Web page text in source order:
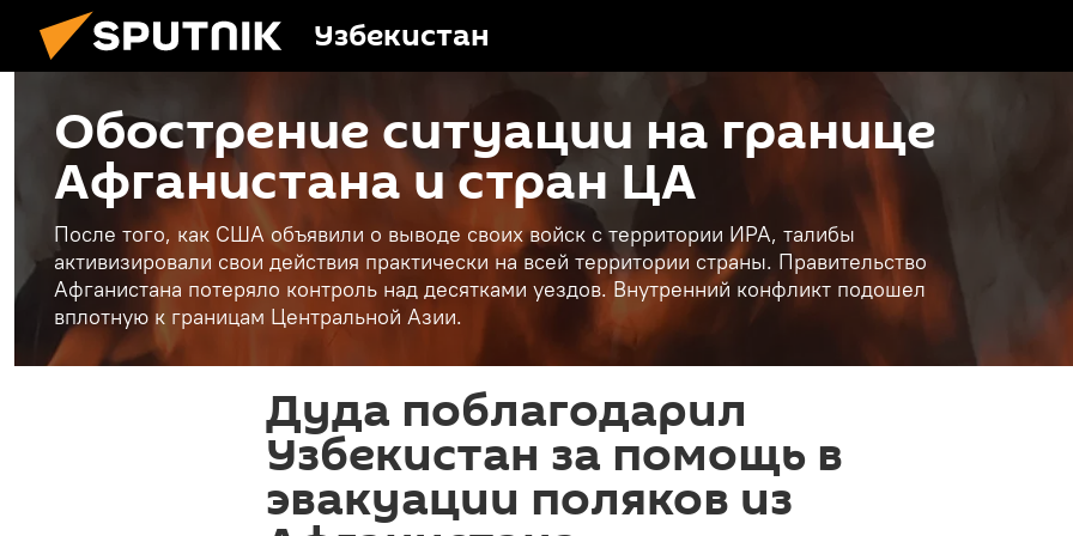
Узбекистан
Обострение ситуации на границе
Афганистана и стран ЦА
После того, как США объявили о выводе своих войск с территории ИРА, талибы
активизировали свои действия практически на всей территории страны. Правительство
Афганистана потеряло контроль над десятками уездов. Внутренний конфликт подошел
вплотную к границам Центральной Азии.
Дуда поблагодарил
Узбекистан за помощь в
эвакуации поляков из